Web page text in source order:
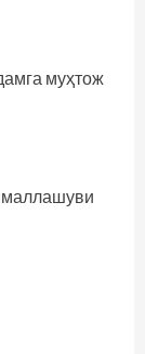
муҳтож